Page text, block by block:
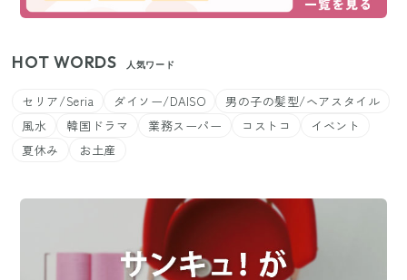
HOT WORDS 人気ワード
セリア/Seria ダイソー/DAISO
男の子の髪型/ヘアスタイル
風水
韓国ドラマ 業務スーパー コストコ
イベント
夏休み
お土産